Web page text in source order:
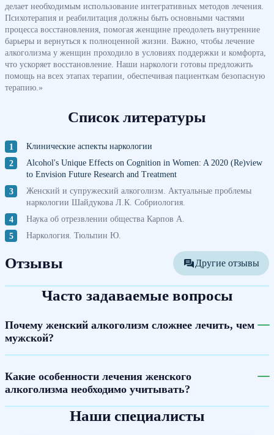
делает необходимым использование интегративных методов лечения.
Психотерапия и реабилитация должны быть основными частями
процесса восстановления, помогая женщине преодолеть внутренние
барьеры и вернуться к полноценной жизни. Важно, чтобы лечение
алкоголизма у женщин проходило в условиях поддержки и комфорта,
что ускоряет восстановление. Наши наркологи готовы предложить
помощь на всех этапах терапии, обеспечивая пациенткам безопасную
терапию.»
Список литературы
Клинические аспекты наркологии
Alcohol's Unique Effects on Cognition in Women: A 2020 (Re)view
to Envision Future Research and Treatment
Женский и супружеский алкоголизм. Актуальные проблемы
наркологии Шайдукова Л.К. Собриология.
Наука об отрезвлении общества Карпов А.
Наркология. Тюльпин Ю.
Отзывы Другие отзывы
Часто задаваемые вопросы
Почему женский алкоголизм сложнее лечить, чем
мужской?
Какие особенности лечения женского
алкоголизма необходимо учитывать?
Наши специалисты